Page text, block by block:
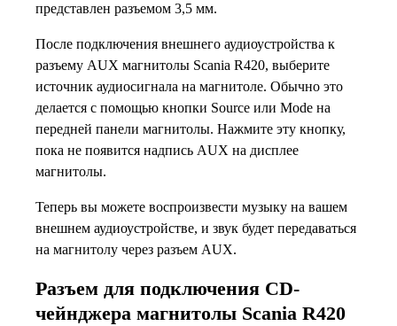
представлен разъемом 3,5 мм.
После подключения внешнего аудиоустройства к
разъему AUX магнитолы Scania R420, выберите
источник аудиосигнала на магнитоле. Обычно это
делается с помощью кнопки Source или Mode на
передней панели магнитолы. Нажмите эту кнопку,
пока не появится надпись AUX на дисплее
магнитолы.
Теперь вы можете воспроизвести музыку на вашем
внешнем аудиоустройстве, и звук будет передаваться
на магнитолу через разъем AUX.
Разъем для подключения CD-
чейнджера магнитолы Scania R420